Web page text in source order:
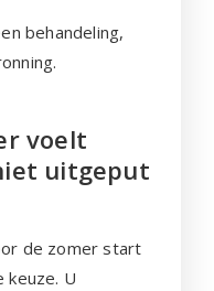
behandeling,
voelt
uitgeput
de zomer start
keuze. U